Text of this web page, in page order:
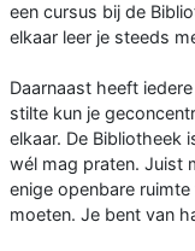
een cursus bij de
elkaar leer je steeds
Daarnaast heeft
stilte kun je
elkaar. De Bibliotheek
wél mag praten. Juist
enige openbare
moeten. Je bent van